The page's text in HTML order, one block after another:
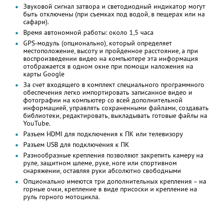
Звуковой сигнал затвора и светодиодный индикатор могут
быть отключены (при съемках под водой, в пещерах или на
сафари).
Время автономной работы: около 1,5 часа
GPS-модуль (опционально), который определяет
местоположение, высоту и пройденное расстояние, а при
воспроизведении видео на компьютере эта информация
отображается в одном окне при помощи наложения на
карты Google
За счет входящего в комплект специального программного
обеспечения легко импортировать записанное видео и
фотографии на компьютер со всей дополнительной
информацией, управлять сохраненными файлами, создавать
библиотеки, редактировать, выкладывать готовые файлы на
YouTube.
Разъем HDMI для подключения к ПК или телевизору
Разъем USB для подключения к ПК
Разнообразные крепления позволяют закрепить камеру на
руле, защитном шлеме, руке, ноге или спортивном
снаряжении, оставляя руки абсолютно свободными
Опционально имеются три дополнительных крепления – на
горные очки, крепление в виде присоски и крепление на
руль горного мотоцикла.